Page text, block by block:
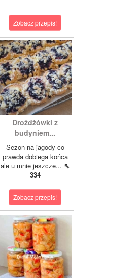
Zobacz przepis!
Drożdżówki z
budyniem...
Sezon na jagody co
prawda dobiega końca
ale u mnie jeszcze... ⇖
334
Zobacz przepis!